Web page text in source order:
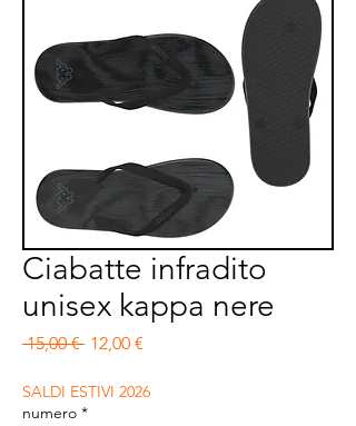
Ciabatte infradito
unisex kappa nere
15,00 € Prezzo regolare
12,00 €
SALDI ESTIVI 2026
numero *